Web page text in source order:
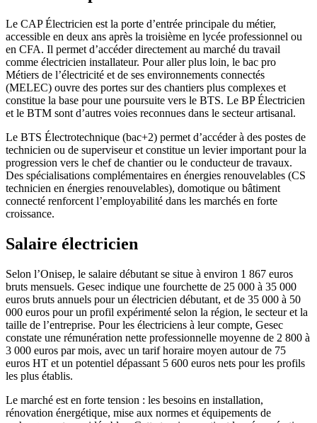
Le CAP Électricien est la porte d’entrée principale du métier,
accessible en deux ans après la troisième en lycée professionnel ou
en CFA. Il permet d’accéder directement au marché du travail
comme électricien installateur. Pour aller plus loin, le bac pro
Métiers de l’électricité et de ses environnements connectés
(MELEC) ouvre des portes sur des chantiers plus complexes et
constitue la base pour une poursuite vers le BTS. Le BP Électricien
et le BTM sont d’autres voies reconnues dans le secteur artisanal.
Le BTS Électrotechnique (bac+2) permet d’accéder à des postes de
technicien ou de superviseur et constitue un levier important pour la
progression vers le chef de chantier ou le conducteur de travaux.
Des spécialisations complémentaires en énergies renouvelables (CS
technicien en énergies renouvelables), domotique ou bâtiment
connecté renforcent l’employabilité dans les marchés en forte
croissance.
Salaire électricien
Selon l’Onisep, le salaire débutant se situe à environ 1 867 euros
bruts mensuels. Gesec indique une fourchette de 25 000 à 35 000
euros bruts annuels pour un électricien débutant, et de 35 000 à 50
000 euros pour un profil expérimenté selon la région, le secteur et la
taille de l’entreprise. Pour les électriciens à leur compte, Gesec
constate une rémunération nette professionnelle moyenne de 2 800 à
3 000 euros par mois, avec un tarif horaire moyen autour de 75
euros HT et un potentiel dépassant 5 600 euros nets pour les profils
les plus établis.
Le marché est en forte tension : les besoins en installation,
rénovation énergétique, mise aux normes et équipements de